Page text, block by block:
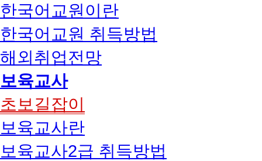
한국어교원이란
한국어교원 취득방법
해외취업전망
보육교사
초보길잡이
보육교사란
보육교사2급 취득방법